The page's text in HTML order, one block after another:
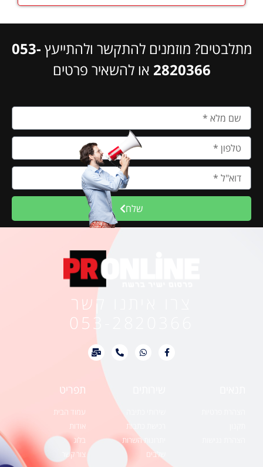
מתלבטים? מוזמנים להתקשר ולהתייעץ 053-
2820366 או להשאיר פרטים
שלח
תפריט
עמוד הבית
אודות
בלוג
צור קשר
רכישת כתבות
יתרונות השרות
שלבים
צרו איתנו קשר
053-2820366